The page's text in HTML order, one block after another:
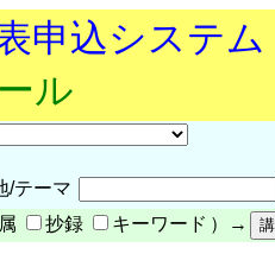
申込システム
ル
/テーマ
抄録 キーワード ）→